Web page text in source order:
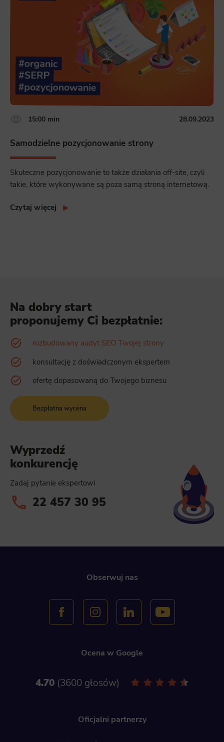
15:00 min 28.09.2023
Samodzielne pozycjonowanie strony
Skuteczne pozycjonowanie to także działania off-site, czyli
takie, które wykonywane są poza samą stroną internetową.
Czytaj więcej
Na dobry start
proponujemy Ci bezpłatnie:
rozbudowany audyt SEO Twojej strony
konsultację z doświadczonym ekspertem
ofertę dopasowaną do Twojego biznesu
Bezpłatna wycena
Wyprzedź
konkurencję
Zadaj pytanie ekspertowi
22 457 30 95
Obserwuj nas
Ocena w Google
4.70 3600 głosów
Oficjalni partnerzy